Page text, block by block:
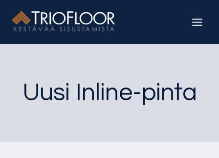
sisältöön
Uusi Inline-pinta